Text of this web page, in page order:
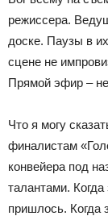
режиссера.
доске. Паузы в
сцене не
Прямой эфир –
Что я могу
финалистам
конвейера под
талантами.
пришлось. Когда